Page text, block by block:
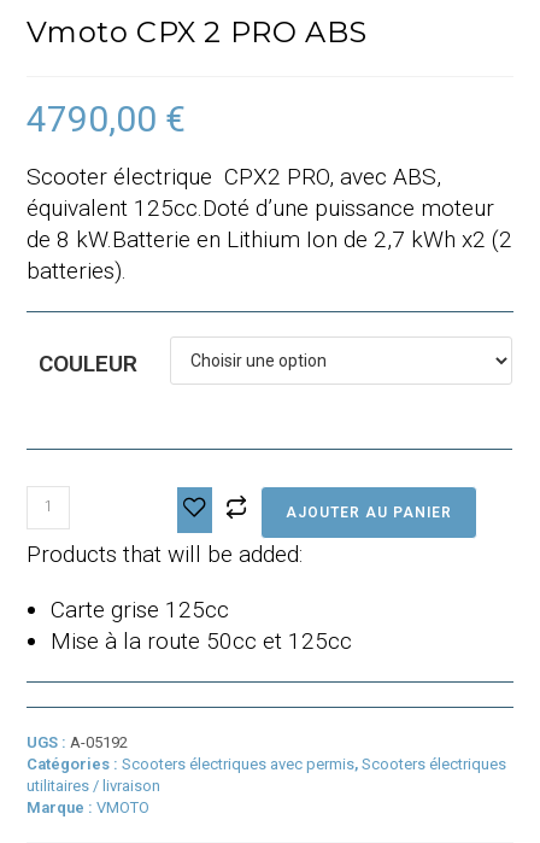
Vmoto CPX 2 PRO ABS
4790,00 €
Scooter électrique CPX2 PRO, avec ABS,
équivalent 125cc.Doté d’une puissance moteur
de 8 kW.Batterie en Lithium Ion de 2,7 kWh x2 (2
batteries).
COULEUR
Vmoto
CPX
PRO
ABS
AJOUTER AU PANIER
Products that will be added:
Carte grise 125cc
Mise à la route 50cc et 125cc
UGS : A-05192
Catégories :Scooters électriques avec permis,Scooters électriques
utilitaires / livraison
Marque :VMOTO